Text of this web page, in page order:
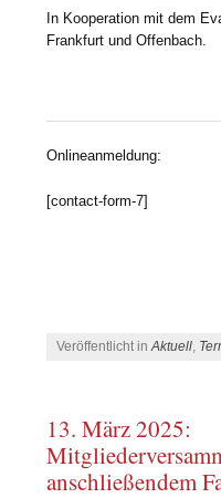
In Kooperation mit dem
Frankfurt und Offenbach.
Onlineanmeldung:
[contact-form-7]
Veröffentlicht inAktuell,
13. März 2025:
anschließendem